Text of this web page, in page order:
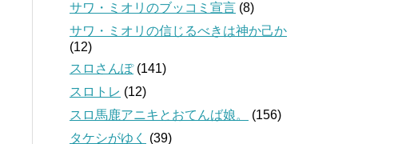
サワ・ミオリのブッコミ宣言 (8)
サワ・ミオリの信じるべきは神か己か
(12)
スロさんぽ(141)
スロトレ (12)
スロ馬鹿アニキとおてんば娘。
(156)
タケシがゆく
(39)